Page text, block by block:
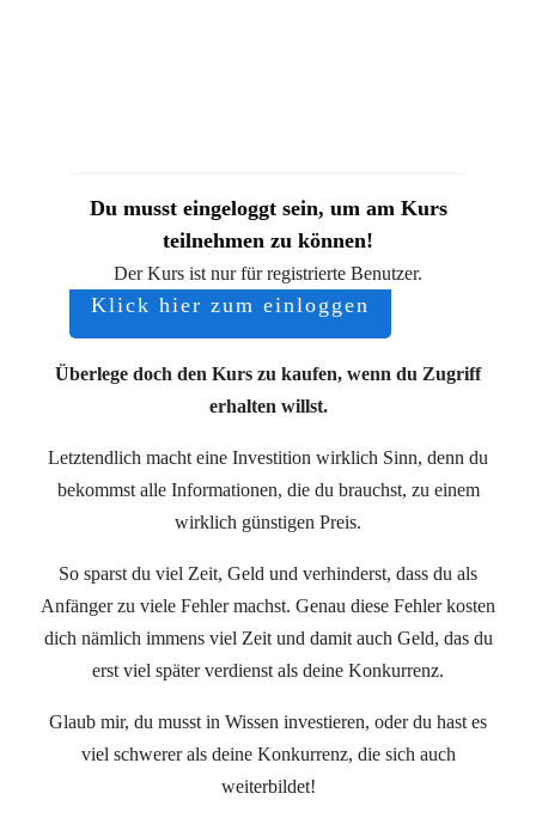
Du musst eingeloggt sein, um am Kurs
teilnehmen zu können!
Der Kurs ist nur für registrierte Benutzer.
Klick hier zum einloggen
Überlege doch den Kurs zu kaufen, wenn du Zugriff
erhalten willst.
Letztendlich macht eine Investition wirklich Sinn, denn du
bekommst alle Informationen, die du brauchst, zu einem
wirklich günstigen Preis.
So sparst du viel Zeit, Geld und verhinderst, dass du als
Anfänger zu viele Fehler machst. Genau diese Fehler kosten
dich nämlich immens viel Zeit und damit auch Geld, das du
erst viel später verdienst als deine Konkurrenz.
Glaub mir, du musst in Wissen investieren, oder du hast es
viel schwerer als deine Konkurrenz, die sich auch
weiterbildet!